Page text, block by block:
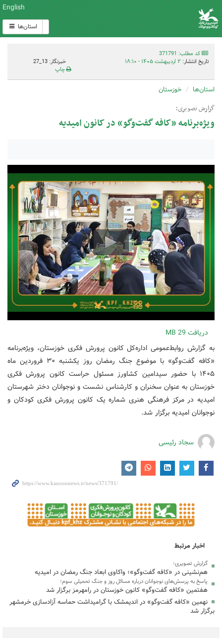
English
استان‌ها
کد مطلب: 371791
تاریخ انتشار: ۲ اردیبهشت ۱۴۰۵ - ۱۸:۱۰
خبرنگار: 13_27
چاپ
استان‌ها خوزستان
گزارش تصویری؛
ویژه‌برنامه «کافه گفت‌وگو» در کانون امیدیه
دریافت 29 MB
به گزارش روابط‌عمومی اداره‌کل کانون پرورش فکری خوزستان، ویژه‌برنامه
«کافه گفت‌وگو» با موضوع جنگ رمضان روز یکشنبه ۳۰ فروردین ماه
۱۴۰۵ با حضور سیدامین کشاورز مسئول حراست کانون پرورش فکری
خوزستان به عنوان سخنران و کارشناس نشست و نوجوانان دختر شهرستان
امیدیه در مرکز فرهنگی هنری شماره یک کانون پرورش فکری کودکان و
نوجوانان امیدیه برگزار شد.
سجاد رئیسی
اخبار مرتبط
گزارش تصویری؛
هم‌نشینی در «کافه گفت‌وگو»؛ واکاوی ابعاد جنگ رمضان در امیدیه
پاسخ به پرسش‌های نوجوانان درباره مسائل روز و جنگ تحمیلی سوم؛
هفتمین «کافه گفت‌وگو» کانون خوزستان در رامهرمز برگزار شد
نهمین «کافه گفت‌وگو» در اندیمشک با گرامیداشت حماسه آزادسازی خرمشهر
برگزار شد